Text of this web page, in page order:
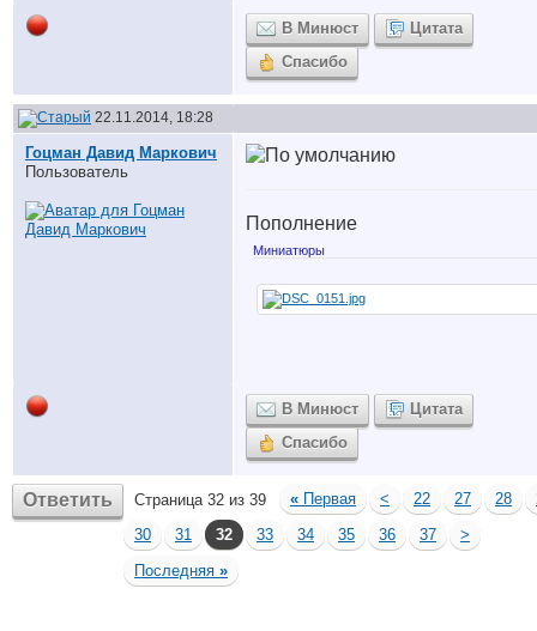
В Минюст
Цитата
Спасибо
22.11.2014, 18:28
Гоцман Давид Маркович
Пользователь
Пополнение
Миниатюры
В Минюст
Цитата
Спасибо
Ответить Страница 32 из 39 « Первая < 22 27 28
30
31 32 33 34 35 36 37
>
Последняя »